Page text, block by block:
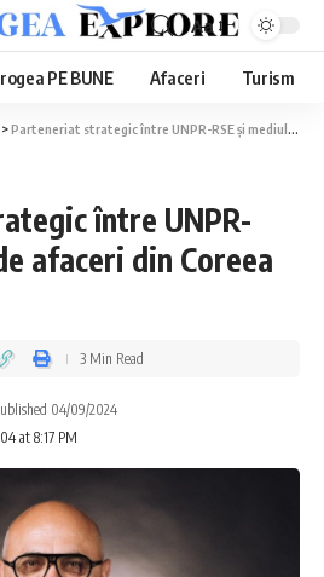
Aa
PE BUNE Afaceri Turism
>Parteneriat strategic între UNPR-RSE și mediul de afaceri din Coreea de Sud
între UNPR-
afaceri din Coreea
at 8:17 PM
04/09/2024
3 Min Read